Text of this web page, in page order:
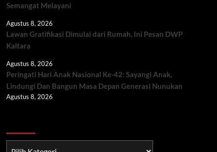
Semangat Melayani
Agustus 8, 2026
Lawan Gratifikasi Dimulai dari Rumah, Ini Pesan DWP
Kaltara
Agustus 8, 2026
Peringati Hari Anak Nasional Ke-42: Sayangi Anak,
Lindungi Dan Bangun Masa Depan Generasi Nunukan
Agustus 8, 2026